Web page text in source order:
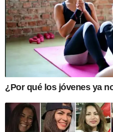
¿Por qué los jóvenes ya